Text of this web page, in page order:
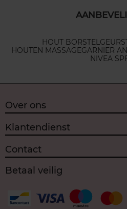
HOUT BORSTEL
HOUTEN MASSAGEGARNIER
NIVEA
Over ons
Klantendienst
Contact
Betaal veilig